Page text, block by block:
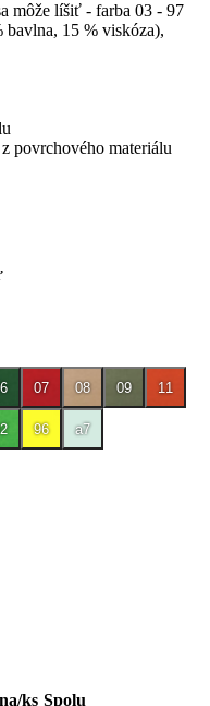
môže líšiť - farba 03 - 97
bavlna, 15 % viskóza),
povrchového materiálu
07 08 09 11
96 a7
ks Spolu